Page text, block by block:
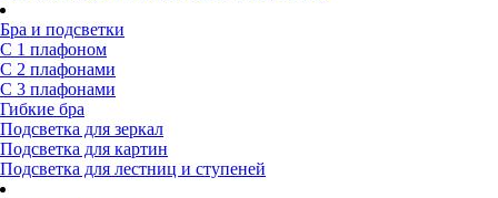
Бра и подсветки
С 1 плафоном
С 2 плафонами
С 3 плафонами
Гибкие бра
Подсветка для зеркал
Подсветка для картин
Подсветка для лестниц и ступеней